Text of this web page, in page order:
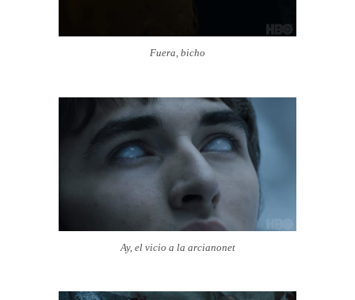
Fuera, bicho
Ay, el vicio a la arcianonet